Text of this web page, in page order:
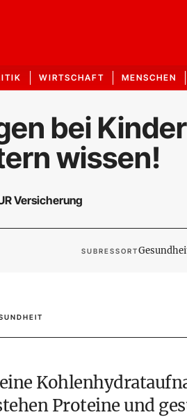
WIRTSCHAFT MENSCHEN
bei
wissen!
Versicherung
SUBRESSORT
Proteine und